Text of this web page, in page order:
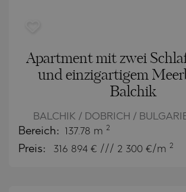
Apartment mit zwei
und einzigartigem
Balchik
BALCHIK / DOBRICH /
Bereich: 137.78 m 2
Preis: 316 894 € /// 2 300 €/m 2